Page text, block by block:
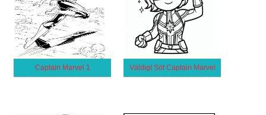
Captain Marvel 1 Väldigt Söt Captain Marvel